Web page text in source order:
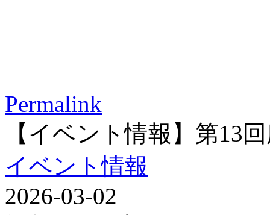
Permalink
【イベント情報】第13
イベント情報
2026-03-02